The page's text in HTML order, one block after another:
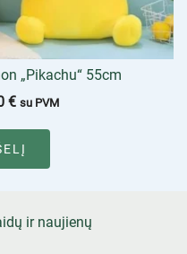
„Pikachu“ 55cm
€ su PVM
ir naujienų